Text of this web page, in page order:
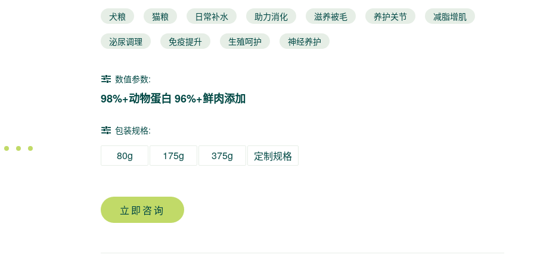
3 4 5
犬粮 猫粮 日常补水 助力消化 滋养被毛 养护关节 减脂增肌
泌尿调理 免疫提升 生殖呵护 神经养护
数值参数:
98%+动物蛋白 96%+鲜肉添加
包装规格:
80g 175g 375g 定制规格
立即咨询